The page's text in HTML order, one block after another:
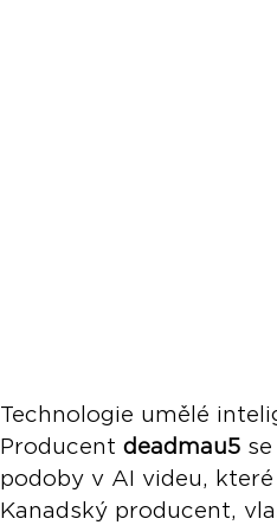
Technologie umělé
Producent deadmau5
podoby v AI videu,
Kanadský producent,